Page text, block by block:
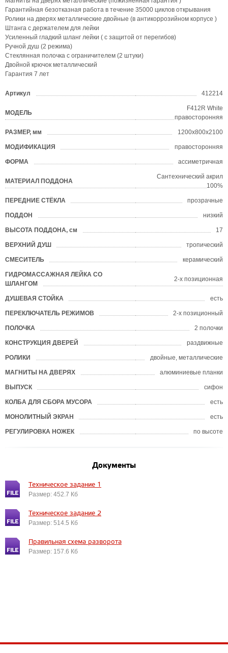
Гарантийная безотказная работа в течение 35000 циклов открывания
Ролики на дверях металлические двойные (в антикоррозийном корпусе )
Штанга с держателем для лейки
Усиленный гладкий шланг лейки ( с защитой от перегибов)
Ручной душ (2 режима)
Стеклянная полочка с ограничителем (2 штуки)
Двойной крючок металлический
Гарантия 7 лет
Артикул 412214
МОДЕЛЬ
F412R White
правосторонняя
РАЗМЕР, мм 1200х800х2100
МОДИФИКАЦИЯ правосторонняя
ФОРМА ассиметричная
МАТЕРИАЛ ПОДДОНА
Сантехнический акрил
100%
ПЕРЕДНИЕ СТЁКЛА прозрачные
ПОДДОН низкий
ВЫСОТА ПОДДОНА, см 17
ВЕРХНИЙ ДУШ тропический
СМЕСИТЕЛЬ керамический
ГИДРОМАССАЖНАЯ ЛЕЙКА СО
ШЛАНГОМ
2-х позиционная
ДУШЕВАЯ СТОЙКА есть
ПЕРЕКЛЮЧАТЕЛЬ РЕЖИМОВ 2-х позиционный
ПОЛОЧКА 2 полочки
КОНСТРУКЦИЯ ДВЕРЕЙ раздвижные
РОЛИКИ двойные, металлические
МАГНИТЫ НА ДВЕРЯХ алюминиевые планки
ВЫПУСК сифон
КОЛБА ДЛЯ СБОРА МУСОРА есть
МОНОЛИТНЫЙ ЭКРАН есть
РЕГУЛИРОВКА НОЖЕК по высоте
Документы
Техническое задание 1
Размер: 452.7 Кб
Техническое задание 2
Размер: 514.5 Кб
Правильная схема разворота
Размер: 157.6 Кб